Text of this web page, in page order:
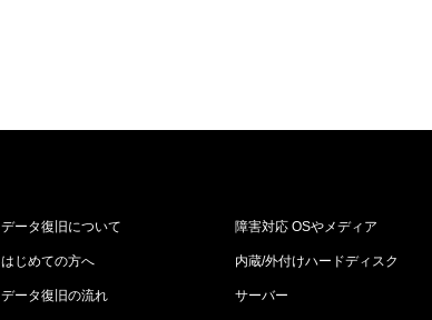
データ復旧について
はじめての方へ
データ復旧の流れ
障害対応 OSやメディア
内蔵/外付けハードディスク
サーバー